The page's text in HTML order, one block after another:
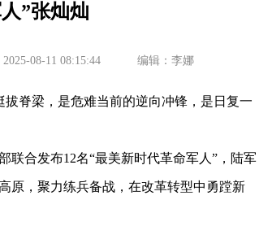
”张灿灿
08-11 08:15:44 编辑：李娜
脊梁，是危难当前的逆向冲锋，是日复一
合发布12名“最美新时代革命军人”，陆军
原，聚力练兵备战，在改革转型中勇蹚新